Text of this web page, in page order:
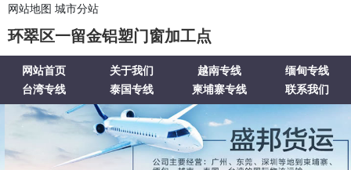
网站地图 城市分站
环翠区一留金铝塑门窗加工点
网站首页 关于我们 越南专线
缅甸专线
台湾专线
泰国专线 柬埔寨专线 联系我们